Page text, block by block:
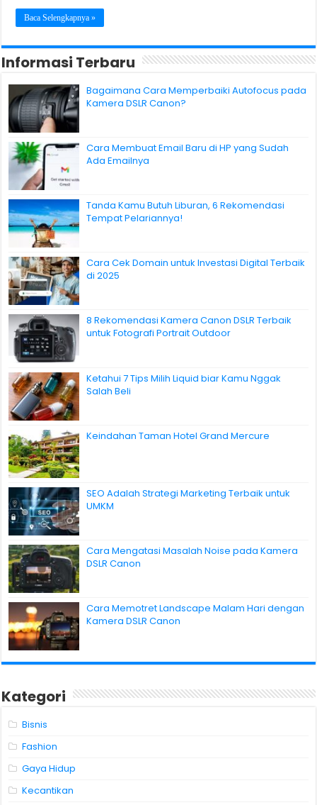
Baca Selengkapnya »
Informasi Terbaru
Bagaimana Cara Memperbaiki Autofocus pada
Kamera DSLR Canon?
Cara Membuat Email Baru di HP yang Sudah
Ada Emailnya
Tanda Kamu Butuh Liburan, 6 Rekomendasi
Tempat Pelariannya!
Cara Cek Domain untuk Investasi Digital Terbaik
di 2025
8 Rekomendasi Kamera Canon DSLR Terbaik
untuk Fotografi Portrait Outdoor
Ketahui 7 Tips Milih Liquid biar Kamu Nggak
Salah Beli
Keindahan Taman Hotel Grand Mercure
SEO Adalah Strategi Marketing Terbaik untuk
UMKM
Cara Mengatasi Masalah Noise pada Kamera
DSLR Canon
Cara Memotret Landscape Malam Hari dengan
Kamera DSLR Canon
Kategori
Bisnis
Fashion
Gaya Hidup
Kecantikan